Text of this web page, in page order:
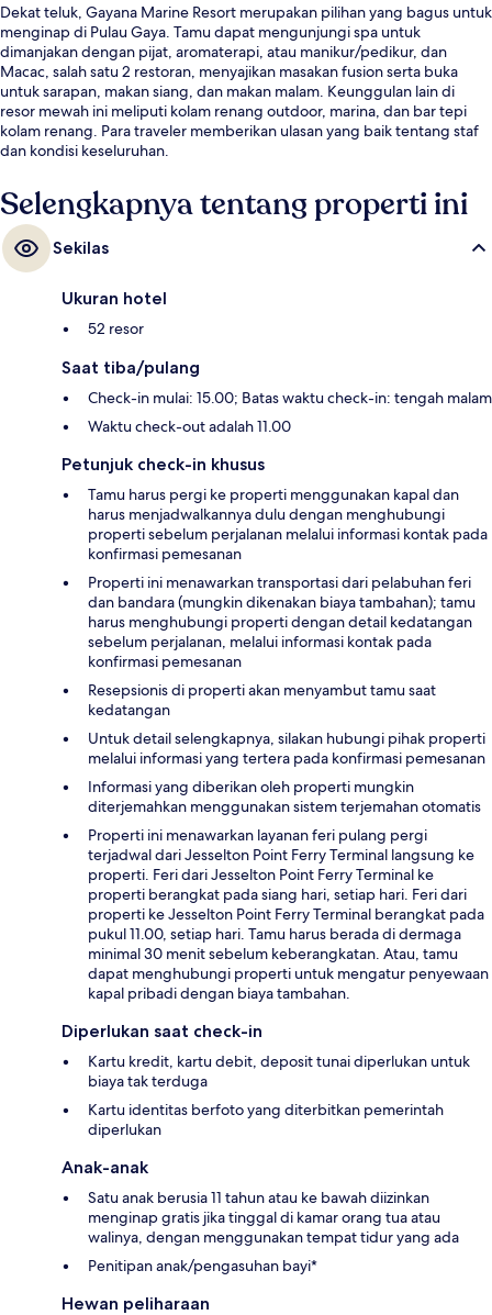
Dekat teluk, Gayana Marine Resort merupakan pilihan yang bagus untuk
menginap di Pulau Gaya. Tamu dapat mengunjungi spa untuk
dimanjakan dengan pijat, aromaterapi, atau manikur/pedikur, dan
Macac, salah satu 2 restoran, menyajikan masakan fusion serta buka
untuk sarapan, makan siang, dan makan malam. Keunggulan lain di
resor mewah ini meliputi kolam renang outdoor, marina, dan bar tepi
kolam renang. Para traveler memberikan ulasan yang baik tentang staf
dan kondisi keseluruhan.
Selengkapnya tentang properti ini
Sekilas
Ukuran hotel
52 resor
Saat tiba/pulang
Check-in mulai: 15.00; Batas waktu check-in: tengah malam
Waktu check-out adalah 11.00
Petunjuk check-in khusus
Tamu harus pergi ke properti menggunakan kapal dan
harus menjadwalkannya dulu dengan menghubungi
properti sebelum perjalanan melalui informasi kontak pada
konfirmasi pemesanan
Properti ini menawarkan transportasi dari pelabuhan feri
dan bandara (mungkin dikenakan biaya tambahan); tamu
harus menghubungi properti dengan detail kedatangan
sebelum perjalanan, melalui informasi kontak pada
konfirmasi pemesanan
Resepsionis di properti akan menyambut tamu saat
kedatangan
Untuk detail selengkapnya, silakan hubungi pihak properti
melalui informasi yang tertera pada konfirmasi pemesanan
Informasi yang diberikan oleh properti mungkin
diterjemahkan menggunakan sistem terjemahan otomatis
Properti ini menawarkan layanan feri pulang pergi
terjadwal dari Jesselton Point Ferry Terminal langsung ke
properti. Feri dari Jesselton Point Ferry Terminal ke
properti berangkat pada siang hari, setiap hari. Feri dari
properti ke Jesselton Point Ferry Terminal berangkat pada
pukul 11.00, setiap hari. Tamu harus berada di dermaga
minimal 30 menit sebelum keberangkatan. Atau, tamu
dapat menghubungi properti untuk mengatur penyewaan
kapal pribadi dengan biaya tambahan.
Diperlukan saat check-in
Kartu kredit, kartu debit, deposit tunai diperlukan untuk
biaya tak terduga
Kartu identitas berfoto yang diterbitkan pemerintah
diperlukan
Anak-anak
Satu anak berusia 11 tahun atau ke bawah diizinkan
menginap gratis jika tinggal di kamar orang tua atau
walinya, dengan menggunakan tempat tidur yang ada
Penitipan anak/pengasuhan bayi*
Hewan peliharaan